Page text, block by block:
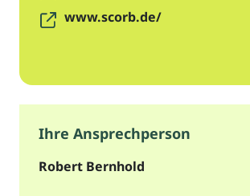
www.scorb.de/
Ihre Ansprechperson
Robert Bernhold